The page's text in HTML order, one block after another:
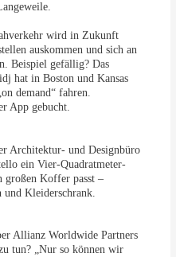
wird in Zukunft
auskommen und sich an
Beispiel gefällig? Das
hat in Boston und Kansas
demand“ fahren.
App gebucht.
Architektur- und Designbüro
ein Vier-Quadratmeter-
großen Koffer passt –
Kleiderschrank.
Allianz Worldwide Partners
tun? „Nur so können wir